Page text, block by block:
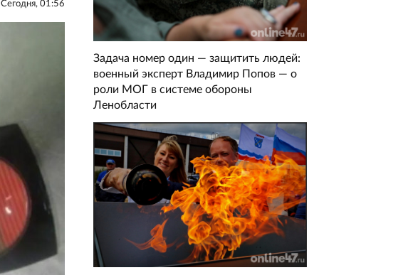
Сегодня, 01:56
Задача номер один — защитить людей:
военный эксперт Владимир Попов — о
роли МОГ в системе обороны
Ленобласти